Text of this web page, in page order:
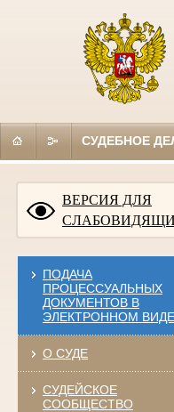
СУДЕБНОЕ
ВЕРСИЯ ДЛЯ
ПОДАЧА
ПРОЦЕССУАЛЬНЫХ
ДОКУМЕНТОВ В
ЭЛЕКТРОННОМ ВИДЕ
О СУДЕ
СУДЕЙСКОЕ
СООБЩЕСТВО